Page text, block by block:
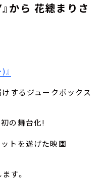
から 花總まりさ
するジュークボックス
の舞台化!
トを遂げた映画
す。